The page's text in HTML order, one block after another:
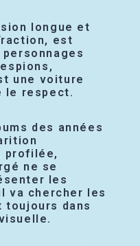
longue et
est
une voiture
le respect.
des années
profilée,
ne se
les
va chercher les
toujours dans